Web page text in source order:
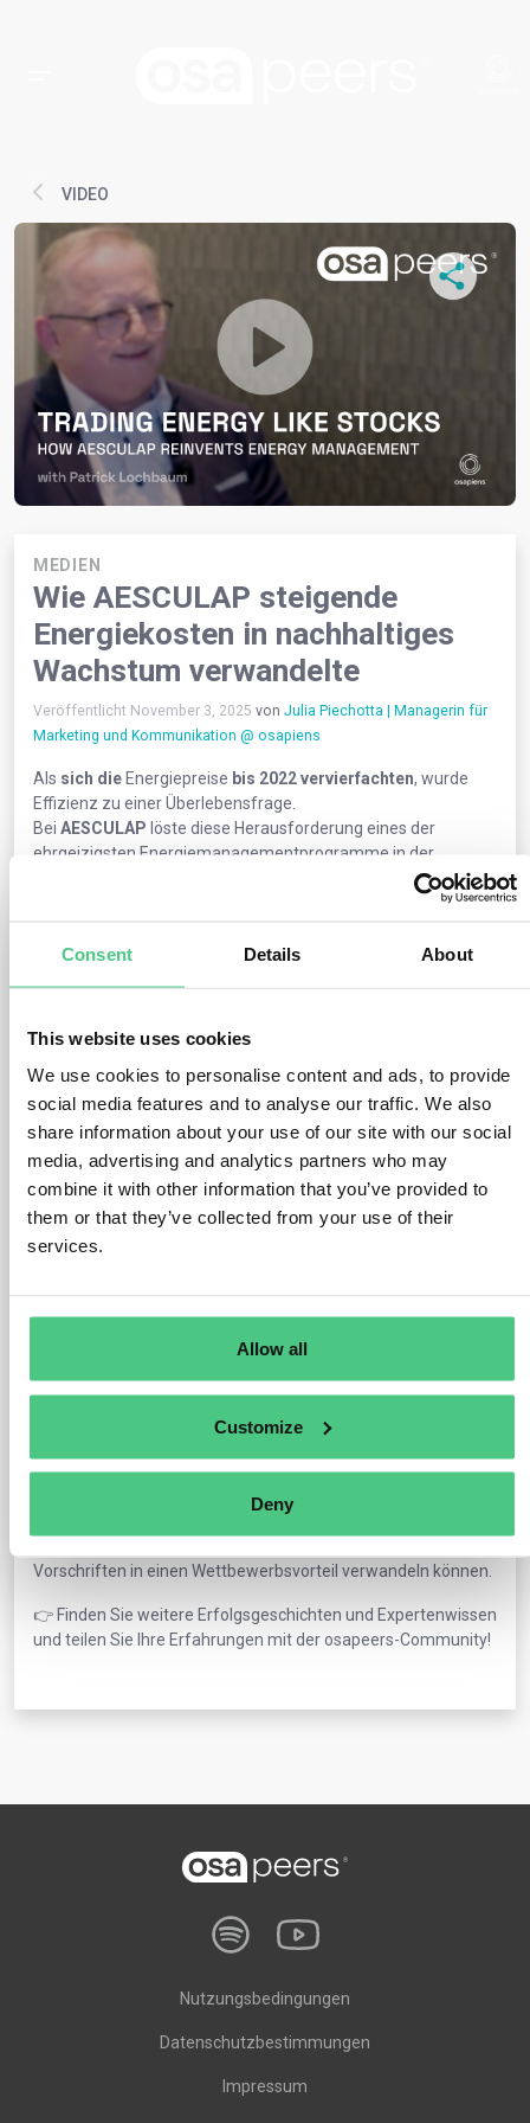
Consent Details About
This website uses cookies
We use cookies to personalise content and ads, to provide
social media features and to analyse our traffic. We also
share information about your use of our site with our social
media, advertising and analytics partners who may
combine it with other information that you’ve provided to
them or that they’ve collected from your use of their
services.
Allow all
Customize
Deny
VIDEO
MEDIEN
Wie AESCULAP steigende
Energiekosten in nachhaltiges
Wachstum verwandelte
Veröffentlicht November 3, 2025 von Julia Piechotta | Managerin für
Marketing und Kommunikation @ osapiens
Als sich dieEnergiepreise bis 2022 vervierfachten, wurde
Effizienz zu einer Überlebensfrage.
Bei AESCULAP löste diese Herausforderung eines der
ehrgeizigsten Energiemanagementprogramme in der
Vorschriften und den Kostendruck in einen Innovationsschub
Nutzt die ISO 50001 als Instrument für Transparenz und
Effizienz
Erweiterung von 10 auf 800+ Zähler zur Überwachung
von Strom, Wärme, Kälte, Gas und Druckluft
Investition von 5 Millionen Euro in eines der größten
Geothermieprojekte Baden-Württembergs
Optimiert die Energiebeschaffung durch
Integriert EU-Richtlinien, das Energieeffizienzgesetz und
#CSRD in die tägliche Arbeit
Aufbau einer Kultur der Zusammenarbeit in 64 Ländern
"ISO 50001 ist nicht nur ein Zertifikat, sondern ein lebendiges
in die Effizienz auszahlen", sagt Lochbaum.
Sehen Sie sich das vollständige Interview an und erfahren Sie,
Vorschriften in einen Wettbewerbsvorteil verwandeln können.
👉 Finden Sie weitere Erfolgsgeschichten und Expertenwissen
und teilen Sie Ihre Erfahrungen mit der osapeers-Community!
Nutzungsbedingungen
Datenschutzbestimmungen
Impressum